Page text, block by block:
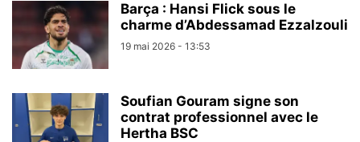
Barça : Hansi Flick sous le
charme d’Abdessamad Ezzalzouli
19 mai 2026 - 13:53
Soufian Gouram signe son
contrat professionnel avec le
Hertha BSC